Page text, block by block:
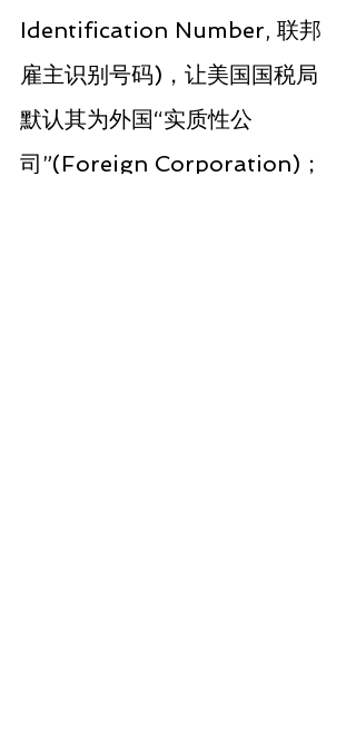
Identification Number, 联邦
雇主识别号码)，让美国国税局
默认其为外国“实质性公
司”(Foreign Corporation)；